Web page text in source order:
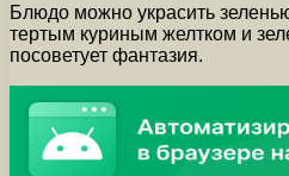
Блюдо можно украсить
тертым куриным желтком и
посоветует фантазия.